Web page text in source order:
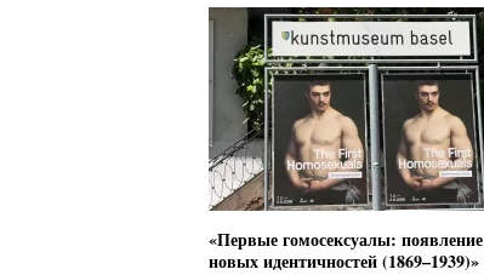
«Первые гомосексуалы: появление
новых идентичностей (1869–1939)»